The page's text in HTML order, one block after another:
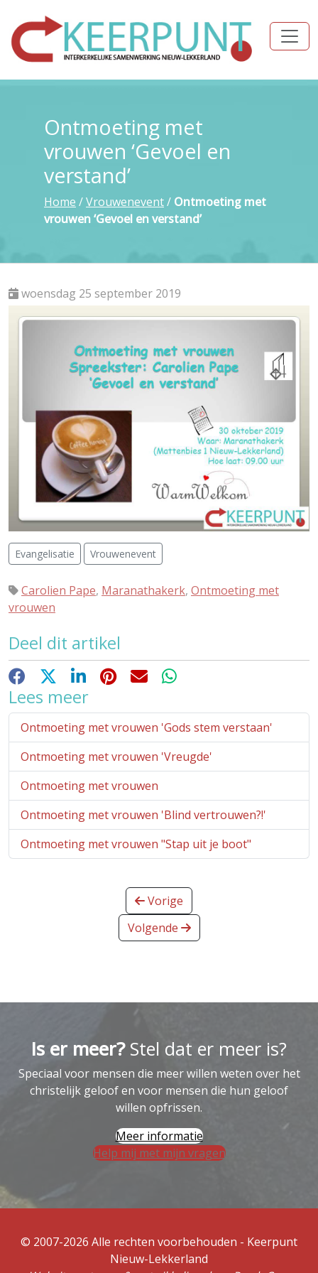
Ontmoeting met
vrouwen ‘Gevoel en
verstand’
Home /Vrouwenevent/ Ontmoeting met
vrouwen ‘Gevoel en verstand’
woensdag 25 september 2019
Evangelisatie Vrouwenevent
Carolien Pape, Maranathakerk, Ontmoeting met
vrouwen
Deel dit artikel
Facebook LinkedInPinterestE-mailWhatsApp
Lees meer
Ontmoeting met vrouwen 'Gods stem verstaan'
Ontmoeting met vrouwen 'Vreugde'
Ontmoeting met vrouwen
Ontmoeting met vrouwen 'Blind vertrouwen?!'
Ontmoeting met vrouwen "Stap uit je boot"
Vorige
Volgende
Is er meer?Stel dat er meer is?
Speciaal voor mensen die meer willen weten over het
christelijk geloof en voor mensen die hun geloof
willen opfrissen.
Meer informatie
Help mij met mijn vragen
© 2007-2026 Alle rechten voorbehouden - Keerpunt
Nieuw-Lekkerland